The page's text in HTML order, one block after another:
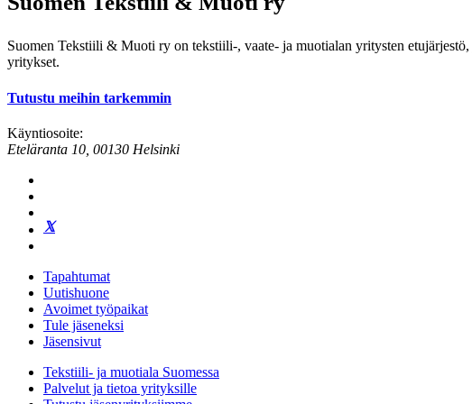
Suomen Tekstiili & Muoti ry on tekstiili-, vaate- ja muotialan yritysten
yritykset.
Tutustu meihin tarkemmin
Käyntiosoite:
Eteläranta 10, 00130 Helsinki
Tapahtumat
Uutishuone
Avoimet työpaikat
Tule jäseneksi
Jäsensivut
Tekstiili- ja muotiala Suomessa
Palvelut ja tietoa yrityksille